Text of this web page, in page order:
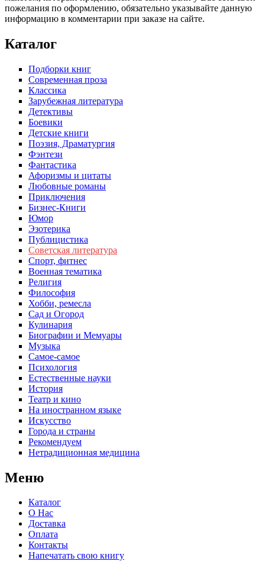
пожелания по оформлению, обязательно указывайте данную
информацию в комментарии при заказе на сайте.
Каталог
Подборки книг
Современная проза
Классика
Зарубежная литература
Детективы
Боевики
Детские книги
Поэзия, Драматургия
Фэнтези
Фантастика
Афоризмы и цитаты
Любовные романы
Приключения
Бизнес-Книги
Юмор
Эзотерика
Публицистика
Советская литература
Спорт, фитнес
Военная тематика
Религия
Философия
Хобби, ремесла
Сад и Огород
Кулинария
Биографии и Мемуары
Музыка
Самое-самое
Психология
Естественные науки
История
Театр и кино
На иностранном языке
Искусство
Города и страны
Рекомендуем
Нетрадиционная медицина
Меню
Каталог
О Нас
Доставка
Оплата
Контакты
Напечатать свою книгу